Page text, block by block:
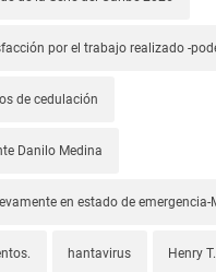
por el trabajo realizado -
de cedulación
Danilo Medina
en estado de
hantavirus Henry